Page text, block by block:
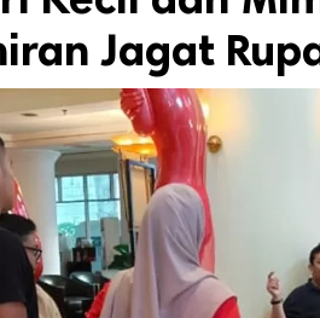
Jagat